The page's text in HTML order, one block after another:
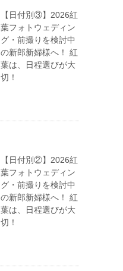
【日付別③】2026紅
葉フォトウェディン
グ・前撮りを検討中
の新郎新婦様へ！ 紅
葉は、日程選びが大
切！
【日付別②】2026紅
葉フォトウェディン
グ・前撮りを検討中
の新郎新婦様へ！ 紅
葉は、日程選びが大
切！